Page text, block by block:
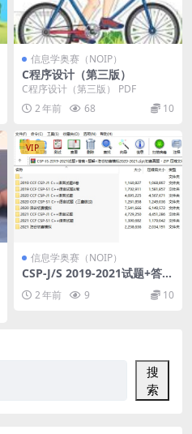
信息学奥赛（NOIP）
C程序设计（第三版）
C程序设计（第三版） PDF
2 年前
68 10
VIP
信息学奥赛（NOIP）
CSP-J/S 2019-2021试题+答案
+题解+洛谷初赛模拟2020-20
21 2 年前 9 10
搜
索